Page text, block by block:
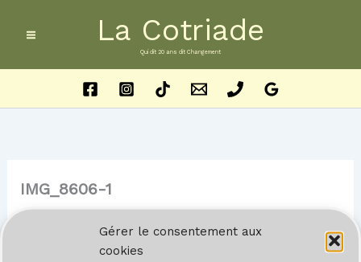
Gérer le consentement aux
cookies
La Cotriade
Qui dit 20 ans dit Changement
IMG_8606-1
Par